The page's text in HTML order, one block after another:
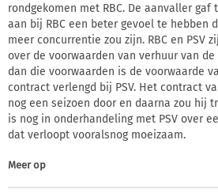
rondgekomen met RBC. De aanvaller
aan bij RBC een beter gevoel te hebben
meer concurrentie zou zijn. RBC en PSV
over de voorwaarden van verhuur van
dan die voorwaarden is de voorwaarde
contract verlengd bij PSV. Het contract
nog een seizoen door en daarna zou hij
is nog in onderhandeling met PSV over
dat verloopt vooralsnog moeizaam.
Meer op